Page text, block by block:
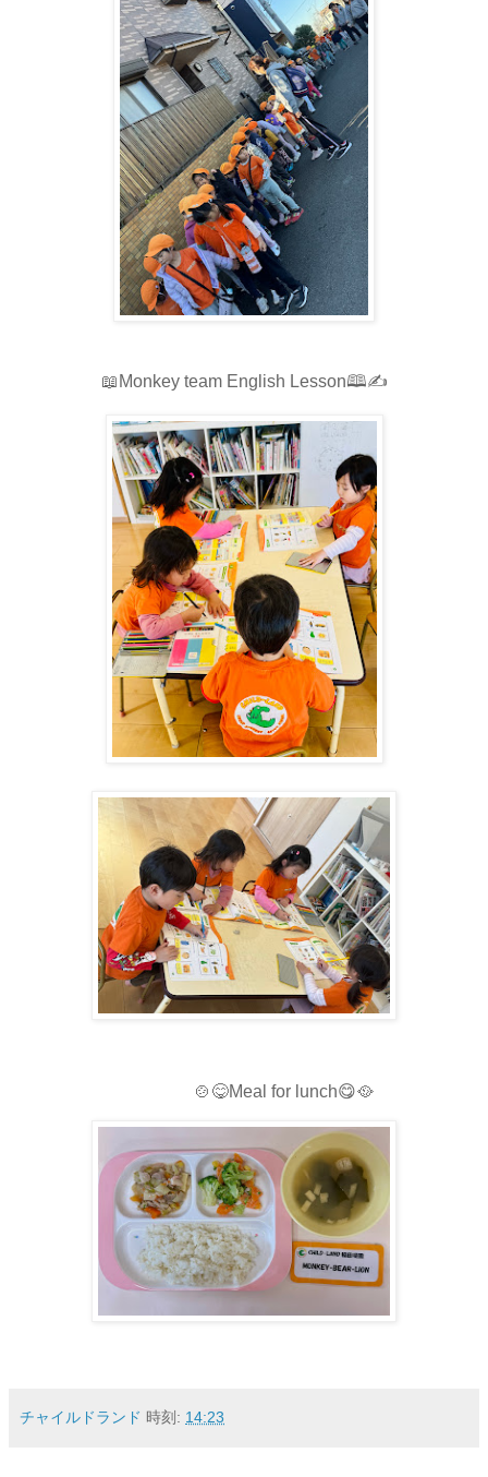
📖Monkey team English Lesson🕮✍
🍲😋Meal for lunch😋🥘
チャイルドランド 時刻: 14:23